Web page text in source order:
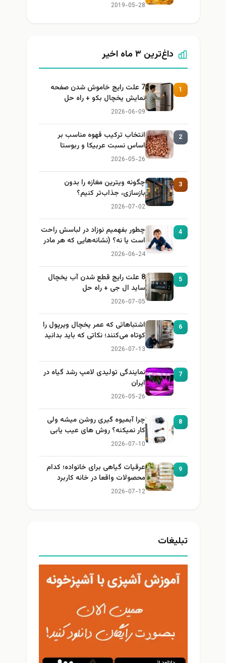
2019-05-28
داغ‌ترین ۳ ماه اخیر
1
7 علت رایج خاموش شدن صفحه
نمایش یخچال بکو + راه حل
2026-06-09
2
انتخاب ترکیب قهوه مناسب بر
اساس نسبت عربیکا و ربوستا
2026-05-26
3
چگونه ویترین مغازه را بدون
بازسازی، جذاب‌تر کنیم؟
2026-07-02
4
چطور بفهمیم نوزاد در لباسش راحت
است یا نه؟ (نشانه‌هایی که هر مادر
باید بداند)
2026-06-24
5
8 علت رایج قطع شدن آب یخچال
ساید ال جی + راه حل
2026-07-05
6
اشتباهاتی که عمر یخچال ویرپول را
کوتاه می‌کنند؛ نکاتی که باید بدانید
2026-07-13
7
نمایندگی تولیدی لامپ رشد گیاه در
ایران
2026-05-26
8
چرا آبمیوه گیری روشن میشه ولی
کار نمیکنه؟ روش های عیب یابی
2026-07-10
9
عرقیات گیاهی برای خانواده؛ کدام
محصولات واقعا در خانه کاربرد
دارند؟
2026-07-12
تبلیغات